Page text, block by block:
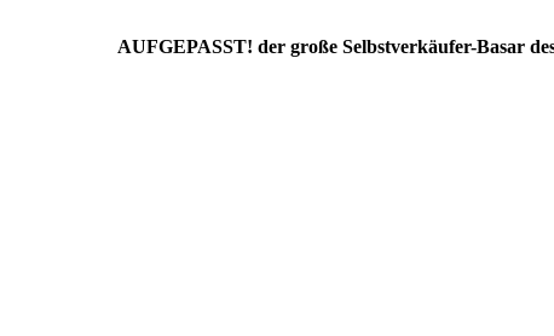
AUFGEPASST! der große Selbstverkäufer-Basar